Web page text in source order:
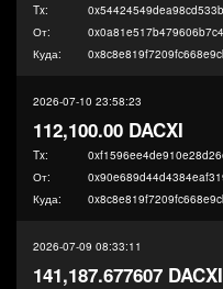
Tx:
От:
Куда:
2026-07-10 23:58:23
112,100.00 DACXI
Tx:
От:
Куда:
2026-07-09 08:33:11
141,187.677607 DACXI